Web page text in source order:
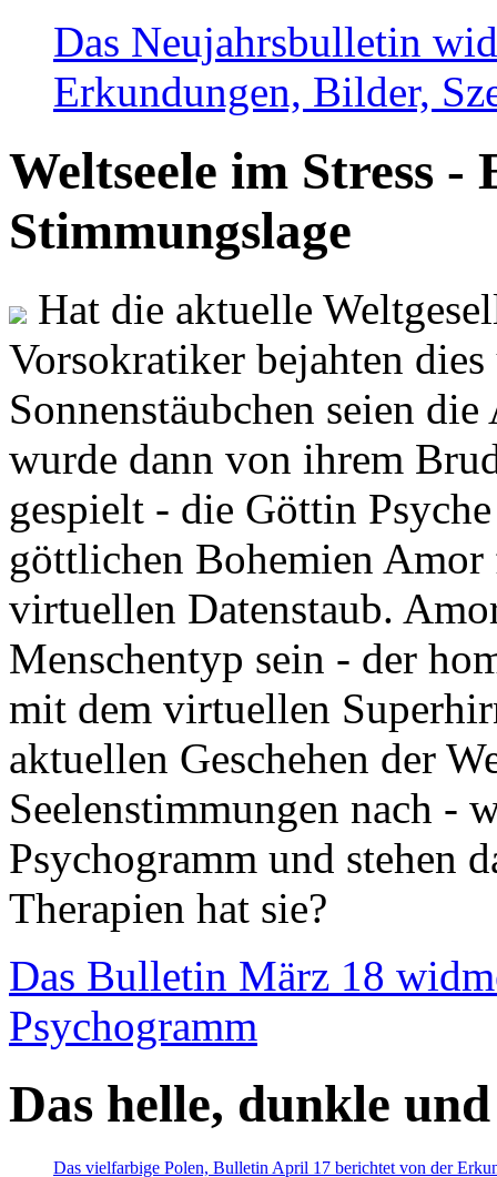
Das Neujahrsbulletin
Erkundungen, Bilder,
Weltseele im Stress -
Stimmungslage
Hat die aktuelle
Vorsokratiker bejahten
Sonnenstäubchen seien
wurde dann von ihrem
gespielt - die Göttin
göttlichen Bohemien
virtuellen Datenstaub.
Menschentyp sein - der
mit dem virtuellen
aktuellen Geschehen der
Seelenstimmungen nach -
Psychogramm und stehen
Therapien hat sie?
Das Bulletin März 18
Psychogramm
Das helle, dunkle
Das vielfarbige Polen, Bulletin April 17 berichtet von der